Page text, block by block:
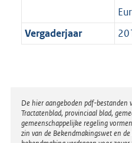
Vergaderjaar
Disclaimer
De hier aangeboden pdf-bestanden
Tractatenblad, provinciaal blad,
gemeenschappelijke regeling
zin van de Bekendmakingswet en